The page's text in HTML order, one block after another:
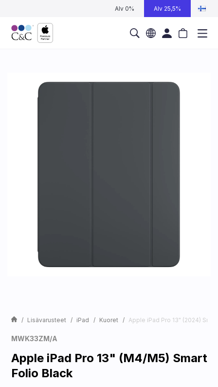
Alv 0% Alv 25,5%
Lisävarusteet iPad Kuoret Apple iPad Pro 13" (2024)
MWK33ZM/A
Apple iPad Pro 13" (M4/M5) Smart
Folio Black